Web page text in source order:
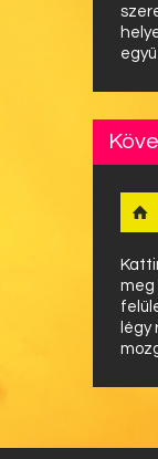
meg
légy